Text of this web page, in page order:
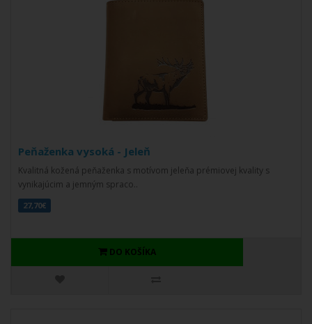
Peňaženka vysoká - Jeleň
Kvalitná kožená peňaženka s motívom jeleňa prémiovej kvality s
vynikajúcim a jemným spraco..
27,70€
DO KOŠÍKA